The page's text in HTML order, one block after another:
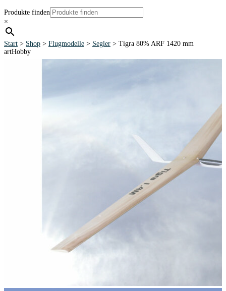
Produkte finden
×
Start > Shop > Flugmodelle > Segler > Tigra 80% ARF 1420 mm
artHobby